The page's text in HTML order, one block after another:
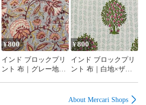
地 110cm幅 50cm単位
販売
50cm単位販売
¥800
インド ブロックプリ
ント 布｜グレー地×
¥800
インド ブロックプリ
ント 布｜白地×ザク
位販売
About Mercari Shops